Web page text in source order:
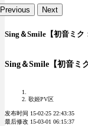
Previous Next
Sing＆Smile【初音ミ
Sing＆Smile【初音ミ
歌姬PV区
发布时间 15-02-25 22:43:35
最后修改 15-03-01 06:15:37